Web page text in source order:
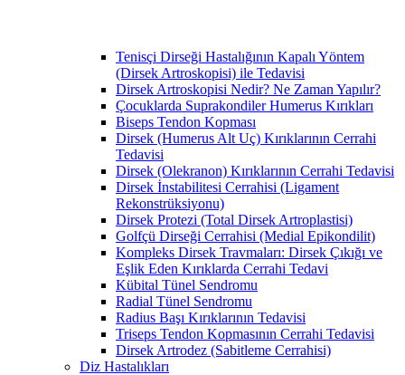
Tenisçi Dirseği Hastalığının Kapalı Yöntem
(Dirsek Artroskopisi) ile Tedavisi
Dirsek Artroskopisi Nedir? Ne Zaman Yapılır?
Çocuklarda Suprakondiler Humerus Kırıkları
Biseps Tendon Kopması
Dirsek (Humerus Alt Uç) Kırıklarının Cerrahi
Tedavisi
Dirsek (Olekranon) Kırıklarının Cerrahi Tedavisi
Dirsek İnstabilitesi Cerrahisi (Ligament
Rekonstrüksiyonu)
Dirsek Protezi (Total Dirsek Artroplastisi)
Golfçü Dirseği Cerrahisi (Medial Epikondilit)
Kompleks Dirsek Travmaları: Dirsek Çıkığı ve
Eşlik Eden Kırıklarda Cerrahi Tedavi
Kübital Tünel Sendromu
Radial Tünel Sendromu
Radius Başı Kırıklarının Tedavisi
Triseps Tendon Kopmasının Cerrahi Tedavisi
Dirsek Artrodez (Sabitleme Cerrahisi)
Diz Hastalıkları